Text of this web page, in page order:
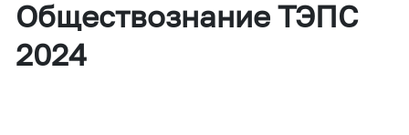
Обществознание ТЭПС
2024